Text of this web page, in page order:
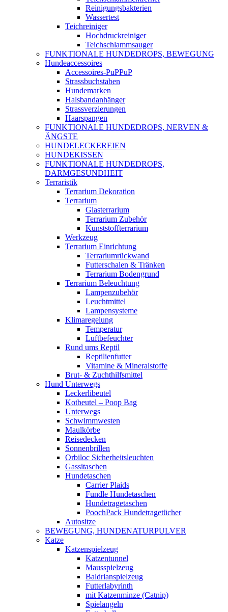
Reinigungsbakterien
Wassertest
Teichreiniger
Hochdruckreiniger
Teichschlammsauger
FUNKTIONALE HUNDEDROPS, BEWEGUNG
Hundeaccessoires
Accessoires-PuPPuP
Strassbuchstaben
Hundemarken
Halsbandanhänger
Strassverzierungen
Haarspangen
FUNKTIONALE HUNDEDROPS, NERVEN &
ÄNGSTE
HUNDELECKEREIEN
HUNDEKISSEN
FUNKTIONALE HUNDEDROPS,
DARMGESUNDHEIT
Terraristik
Terrarium Dekoration
Terrarium
Glasterrarium
Terrarium Zubehör
Kunststoffterrarium
Werkzeug
Terrarium Einrichtung
Terrariumrückwand
Futterschalen & Tränken
Terrarium Bodengrund
Terrarium Beleuchtung
Lampenzubehör
Leuchtmittel
Lampensysteme
Klimaregelung
Temperatur
Luftbefeuchter
Rund ums Reptil
Reptilienfutter
Vitamine & Mineralstoffe
Brut- & Zuchthilfsmittel
Hund Unterwegs
Leckerlibeutel
Kotbeutel – Poop Bag
Unterwegs
Schwimmwesten
Maulkörbe
Reisedecken
Sonnenbrillen
Orbiloc Sicherheitsleuchten
Gassitaschen
Hundetaschen
Carrier Plaids
Fundle Hundetaschen
Hundetragetaschen
PoochPack Hundetragetücher
Autositze
BEWEGUNG, HUNDENATURPULVER
Katze
Katzenspielzeug
Katzentunnel
Mausspielzeug
Baldrianspielzeug
Futterlabyrinth
mit Katzenminze (Catnip)
Spielangeln